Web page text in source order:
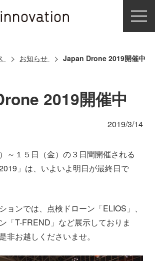
導入事例
ウドモビリティ研究所
お問い合わせ
ニュース
お知らせ Japan Drone 2019開催中
2019開催中
2019/3/14
～１５日（金）の３日間開催される
」は、いよいよ明日が最終日で
ョンでは、点検ドローン「ELIOS」、
「T-FREND」など展示しておりま
非お越しくださいませ。